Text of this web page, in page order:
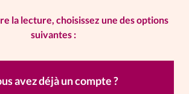
la lecture, choisissez une des options
suivantes :
avez déjà un compte ?